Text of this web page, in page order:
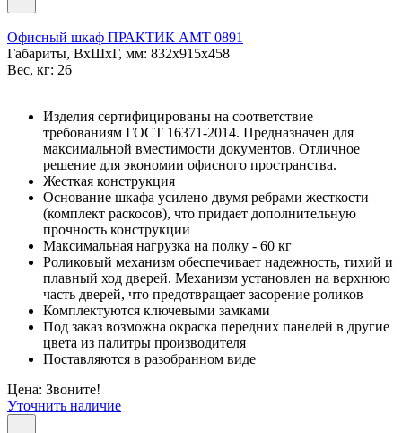
Офисный шкаф ПРАКТИК AMT 0891
Габариты, ВxШxГ, мм: 832x915x458
Вес, кг: 26
Изделия сертифицированы на соответствие
требованиям ГОСТ 16371-2014. Предназначен для
максимальной вместимости документов. Отличное
решение для экономии офисного пространства.
Жесткая конструкция
Основание шкафа усилено двумя ребрами жесткости
(комплект раскосов), что придает дополнительную
прочность конструкции
Максимальная нагрузка на полку - 60 кг
Роликовый механизм обеспечивает надежность, тихий и
плавный ход дверей. Механизм установлен на верхнюю
часть дверей, что предотвращает засорение роликов
Комплектуются ключевыми замками
Под заказ возможна окраска передних панелей в другие
цвета из палитры производителя
Поставляются в разобранном виде
Цена: Звоните!
Уточнить наличие